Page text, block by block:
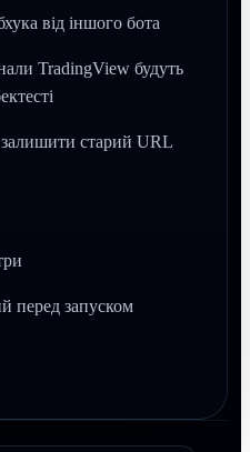
від іншого бота
TradingView будуть
старий URL
перед запуском